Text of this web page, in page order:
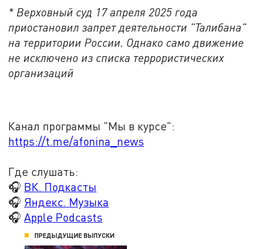
* Верховный суд 17 апреля 2025 года
приостановил запрет деятельности "Талибана"
на территории России. Однако само движение
не исключено из списка террористических
организаций
Канал программы "Мы в курсе":
https://t.me/afonina_news
Где слушать:
🎧 ВК. Подкасты
🎧 Яндекс. Музыка
🎧Apple Podcasts
ПРЕДЫДУЩИЕ ВЫПУСКИ